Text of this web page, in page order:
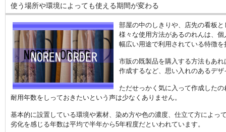
使う場所や環境によっても使える期間が変わる
部屋の中のしきりや、店先の看板
様々な使用方法があるのれんは、
幅広い用途で利用されている特徴
市販の既製品を購入する方法もあ
作成するなど、思い入れのあるデ
ただせっかく気に入って作成した
耐用年数をしっておきたいという声は少なくありません。
基本的に設置している環境や素材、染め方や色の濃度、仕立て方によっ
劣化を感じる年数は平均で半年から5年程度だといわれています。